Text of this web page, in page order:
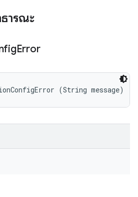
ธารณะ
Error
(String message)